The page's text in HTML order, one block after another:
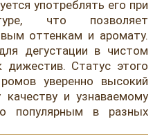
употреблять его при
что позволяет
оттенкам и аромату.
дегустации в чистом
Статус этого
уверенно высокий
качеству и узнаваемому
популярным в разных